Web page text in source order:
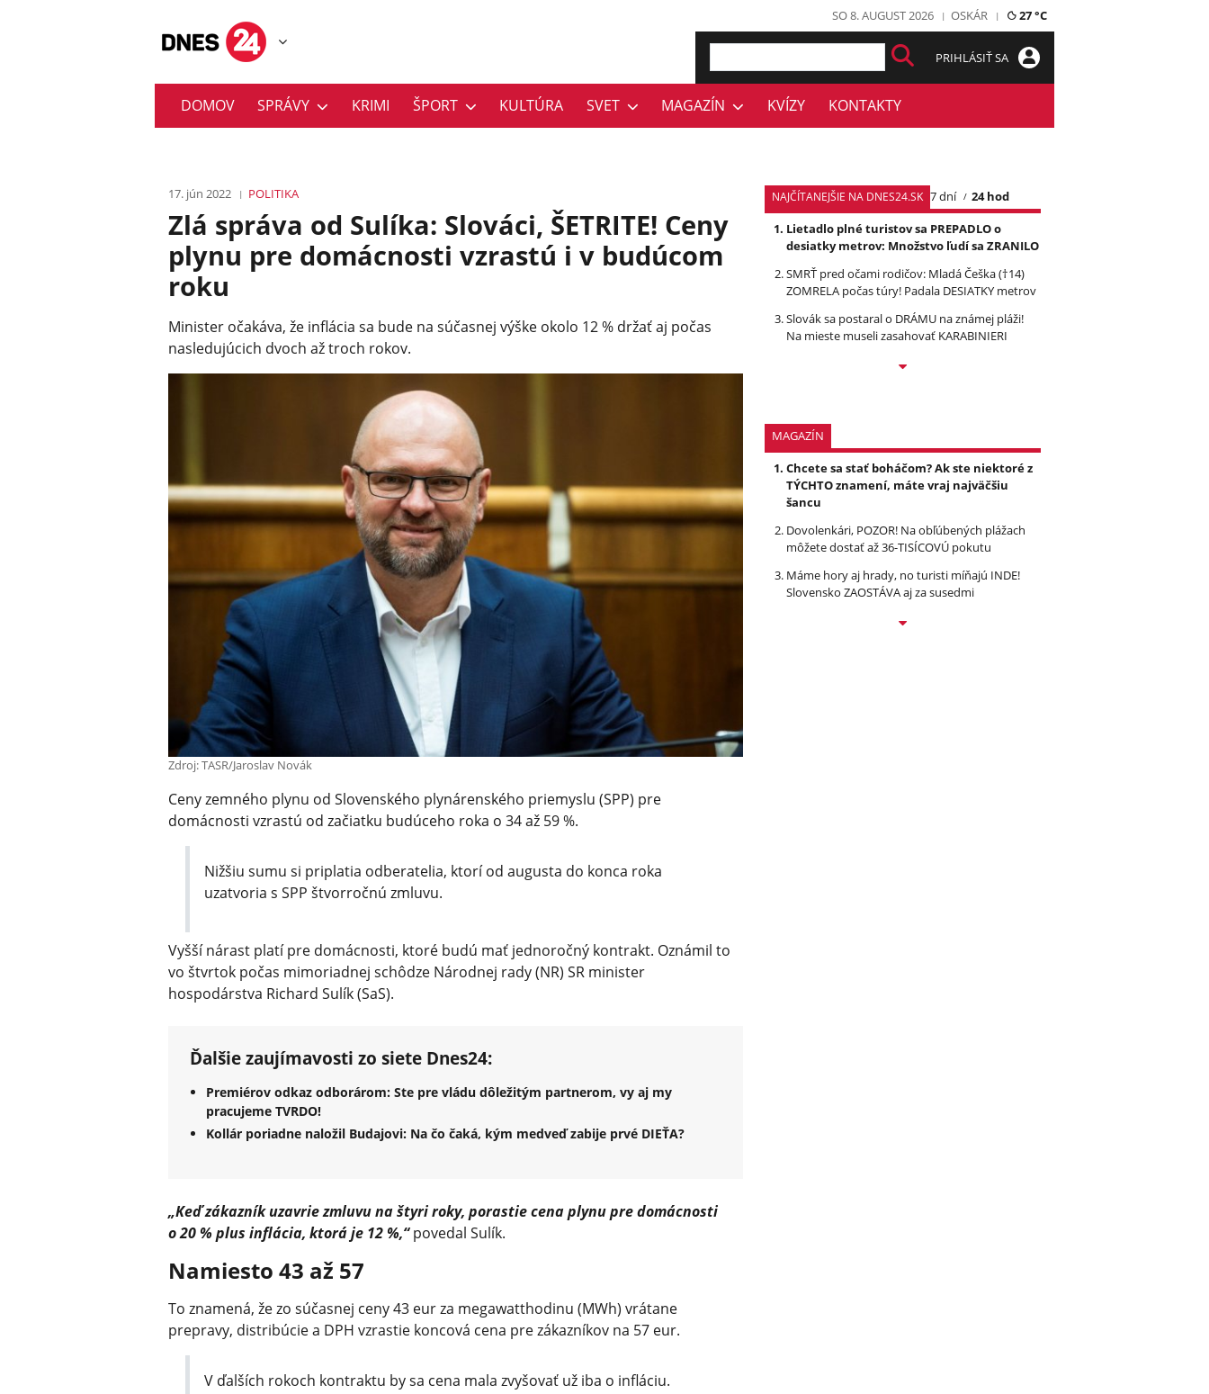
SO 8. AUGUST 2026 OSKÁR 27 °C
PRIHLÁSIŤ SA
DOMOV SPRÁVY KRIMI ŠPORT KULTÚRA SVET MAGAZÍN KVÍZY KONTAKTY
17. jún 2022 POLITIKA
Zlá správa od Sulíka: Slováci, ŠETRITE! Ceny
plynu pre domácnosti vzrastú i v budúcom
roku
Minister očakáva, že inflácia sa bude na súčasnej výške okolo 12 % držať aj počas
nasledujúcich dvoch až troch rokov.
Zdroj: TASR/Jaroslav Novák
Ceny zemného plynu od Slovenského plynárenského priemyslu (SPP) pre
domácnosti vzrastú od začiatku budúceho roka o 34 až 59 %.
Nižšiu sumu si priplatia odberatelia, ktorí od augusta do konca roka
uzatvoria s SPP štvorročnú zmluvu.
Vyšší nárast platí pre domácnosti, ktoré budú mať jednoročný kontrakt. Oznámil to
vo štvrtok počas mimoriadnej schôdze Národnej rady (NR) SR minister
hospodárstva Richard Sulík (SaS).
Ďalšie zaujímavosti zo siete Dnes24:
Premiérov odkaz odborárom: Ste pre vládu dôležitým partnerom, vy aj my
pracujeme TVRDO!
Kollár poriadne naložil Budajovi: Na čo čaká, kým medveď zabije prvé DIEŤA?
„Keď zákazník uzavrie zmluvu na štyri roky, porastie cena plynu pre domácnosti
o 20 % plus inflácia, ktorá je 12 %,“povedal Sulík.
Namiesto 43 až 57
To znamená, že zo súčasnej ceny 43 eur za megawatthodinu (MWh) vrátane
prepravy, distribúcie a DPH vzrastie koncová cena pre zákazníkov na 57 eur.
V ďalších rokoch kontraktu by sa cena mala zvyšovať už iba o infláciu.
NAJČÍTANEJŠIE NA DNES24.SK 7 dní
24 hod
Lietadlo plné turistov sa PREPADLO o
desiatky metrov: Množstvo ľudí sa ZRANILO
SMRŤ pred očami rodičov: Mladá Češka (†14)
ZOMRELA počas túry! Padala DESIATKY metrov
Slovák sa postaral o DRÁMU na známej pláži!
Na mieste museli zasahovať KARABINIERI
MAGAZÍN
Chcete sa stať boháčom? Ak ste niektoré z
TÝCHTO znamení, máte vraj najväčšiu
šancu
Dovolenkári, POZOR! Na obľúbených plážach
môžete dostať až 36-TISÍCOVÚ pokutu
Máme hory aj hrady, no turisti míňajú INDE!
Slovensko ZAOSTÁVA aj za susedmi